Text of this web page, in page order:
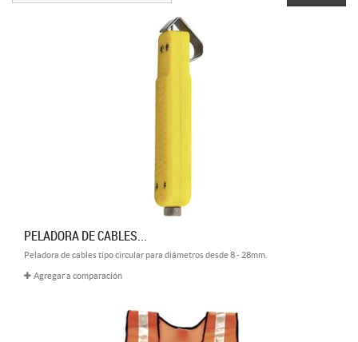
PELADORA DE CABLES...
Peladora de cables tipo circular para diámetros desde 8 - 28mm.
Agregar a comparación